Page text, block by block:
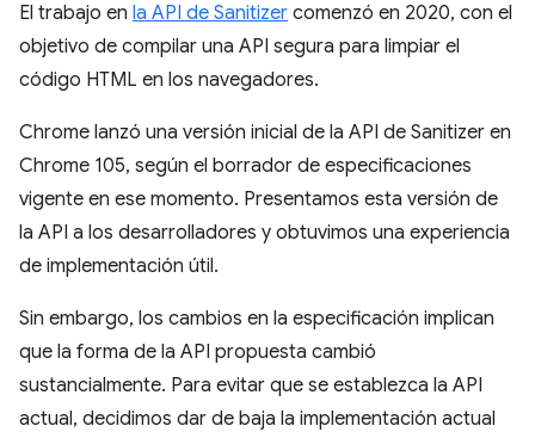
El trabajo en la API de Sanitizer comenzó en 2020, con el
objetivo de compilar una API segura para limpiar el
código HTML en los navegadores.
Chrome lanzó una versión inicial de la API de Sanitizer en
Chrome 105, según el borrador de especificaciones
vigente en ese momento. Presentamos esta versión de
la API a los desarrolladores y obtuvimos una experiencia
de implementación útil.
Sin embargo, los cambios en la especificación implican
que la forma de la API propuesta cambió
sustancialmente. Para evitar que se establezca la API
actual, decidimos dar de baja la implementación actual